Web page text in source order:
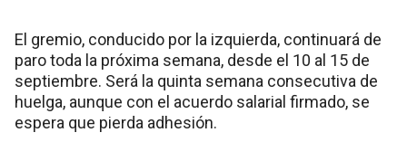
El gremio, conducido por la izquierda, continuará de
paro toda la próxima semana, desde el 10 al 15 de
septiembre. Será la quinta semana consecutiva de
huelga, aunque con el acuerdo salarial firmado, se
espera que pierda adhesión.